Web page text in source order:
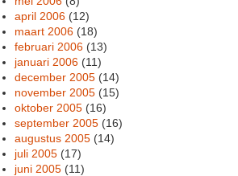
april 2006 (12)
maart 2006 (18)
februari 2006 (13)
januari 2006 (11)
december 2005 (14)
november 2005 (15)
oktober 2005 (16)
september 2005 (16)
augustus 2005 (14)
juli 2005 (17)
juni 2005 (11)